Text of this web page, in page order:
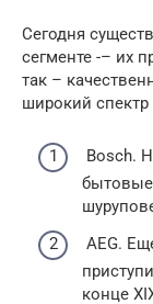
Сегодня
сегменте -– их
так –
широкий спектр
Bosch.
AEG.
конце